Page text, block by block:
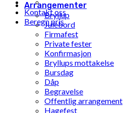
Arrangementer
Bryllup
Julebord
Firmafest
Private fester
Konfirmasjon
Bryllups mottakelse
Bursdag
Dåp
Begravelse
Offentlig arrangement
Hagefest
Kontakt oss
Beregn pris